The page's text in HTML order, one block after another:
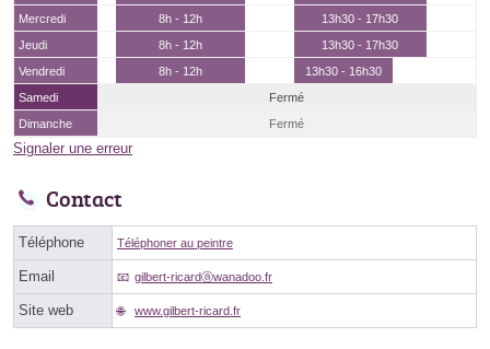
Mercredi
8h - 12h
13h30 - 17h30
Jeudi
8h - 12h
13h30 - 17h30
Vendredi
8h - 12h
13h30 - 16h30
Samedi
Fermé
Dimanche
Fermé
Signaler une erreur
Contact
Téléphone Téléphoner au peintre
Email gilbert-ricardⓐwanadoo.fr
Site web www.gilbert-ricard.fr